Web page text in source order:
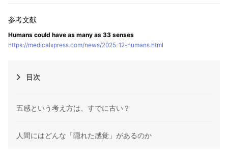
Humans could have as many as 33 senses
https://medicalxpress.com/news/2025-12-humans.html
目次
五感という考え方は、すでに古い？
人間にはどんな「隠れた感覚」があるのか